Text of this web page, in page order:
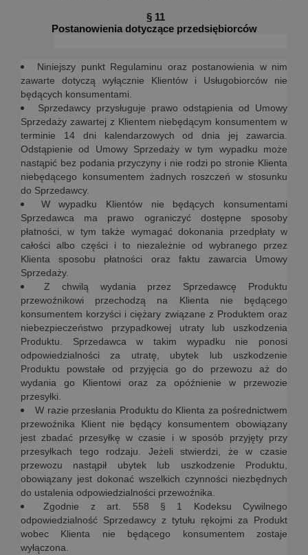
§ 11
Postanowienia dotyczące przedsiębiorców
Niniejszy punkt Regulaminu oraz postanowienia w nim
zawarte dotyczą wyłącznie Klientów i Usługobiorców nie
będących konsumentami.
Sprzedawcy przysługuje prawo odstąpienia od Umowy
Sprzedaży zawartej z Klientem niebędącym konsumentem w
terminie 14 dni kalendarzowych od dnia jej zawarcia.
Odstąpienie od Umowy Sprzedaży w tym wypadku może
nastąpić bez podania przyczyny i nie rodzi po stronie Klienta
niebędącego konsumentem żadnych roszczeń w stosunku
do Sprzedawcy.
W wypadku Klientów nie będących konsumentami
Sprzedawca ma prawo ograniczyć dostępne sposoby
płatności, w tym także wymagać dokonania przedpłaty w
całości albo części i to niezależnie od wybranego przez
Klienta sposobu płatności oraz faktu zawarcia Umowy
Sprzedaży.
Z chwilą wydania przez Sprzedawcę Produktu
przewoźnikowi przechodzą na Klienta nie będącego
konsumentem korzyści i ciężary związane z Produktem oraz
niebezpieczeństwo przypadkowej utraty lub uszkodzenia
Produktu. Sprzedawca w takim wypadku nie ponosi
odpowiedzialności za utratę, ubytek lub uszkodzenie
Produktu powstałe od przyjęcia go do przewozu aż do
wydania go Klientowi oraz za opóźnienie w przewozie
przesyłki.
W razie przesłania Produktu do Klienta za pośrednictwem
przewoźnika Klient nie będący konsumentem obowiązany
jest zbadać przesyłkę w czasie i w sposób przyjęty przy
przesyłkach tego rodzaju. Jeżeli stwierdzi, że w czasie
przewozu nastąpił ubytek lub uszkodzenie Produktu,
obowiązany jest dokonać wszelkich czynności niezbędnych
do ustalenia odpowiedzialności przewoźnika.
Zgodnie z art. 558 § 1 Kodeksu Cywilnego
odpowiedzialność Sprzedawcy z tytułu rękojmi za Produkt
wobec Klienta nie będącego konsumentem zostaje
wyłączona.